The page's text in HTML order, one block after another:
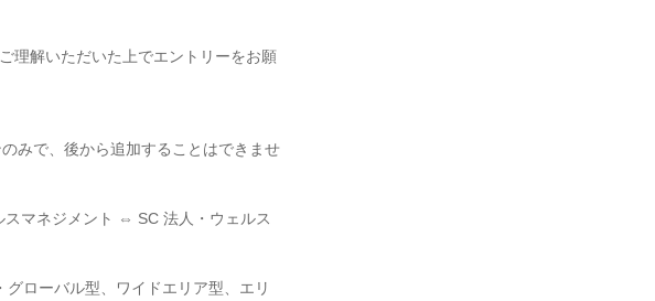
理解いただいた上でエントリーをお願
みで、後から追加することはできませ
マネジメント ⇔ SC 法人・ウェルス